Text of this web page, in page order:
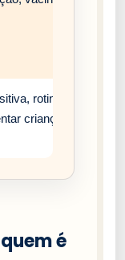
rotina estável e
crianças a
é